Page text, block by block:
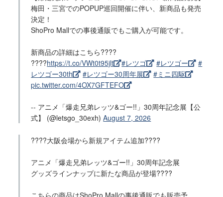
梅田・三宮でのPOPUP巡回開催に伴い、新商品も発売
決定！
ShoPro Mallでの事後通販でもご購入が可能です。
新商品の詳細はこちら????
????https://t.co/VWt0t95jlt #レツゴ #レツゴー
#
レツゴー30th
#レツゴー30周年展
#ミニ四駆
pic.twitter.com/4OX7GFTEFO
-- アニメ「爆走兄弟レッツ&ゴー!!」30周年記念展【公
式】 (@letsgo_30exh)August 7, 2026
????大阪会場から新規アイテム追加????
アニメ「爆走兄弟レッツ&ゴー!!」30周年記念展
グッズラインナップに新たな商品が登場????